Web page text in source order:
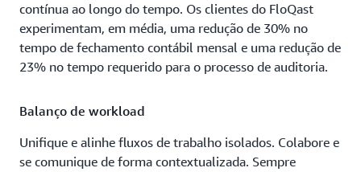
contínua ao longo do tempo. Os clientes do FloQast
experimentam, em média, uma redução de 30% no
tempo de fechamento contábil mensal e uma redução de
23% no tempo requerido para o processo de auditoria.
Balanço de workload
Unifique e alinhe fluxos de trabalho isolados. Colabore e
se comunique de forma contextualizada. Sempre